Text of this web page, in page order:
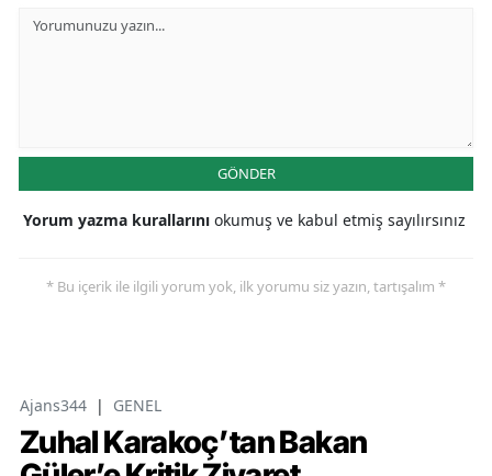
GÖNDER
Yorum yazma kurallarını okumuş ve kabul etmiş sayılırsınız
* Bu içerik ile ilgili yorum yok, ilk yorumu siz yazın, tartışalım *
Ajans344 | GENEL
Zuhal Karakoç’tan Bakan